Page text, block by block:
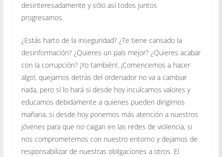
desinteresadamente y sólo así todos juntos
progresamos.
¿Estás harto de la inseguridad? ¿Te tiene cansado la
desinformación? ¿Quieres un país mejor? ¿Quieres acabar
con la corrupción? ¡Yo también!, ¡Comencemos a hacer
algo!, quejarnos detrás del ordenador no va a cambiar
nada, pero sí lo hará si desde hoy inculcamos valores y
educamos debidamente a quienes pueden dirigirnos
mañana, si desde hoy ponemos más atención a nuestros
jóvenes para que no caigan en las redes de violencia, si
nos comprometemos con nuestro entorno y dejamos de
responsabilizar de nuestras obligaciones a otros. El